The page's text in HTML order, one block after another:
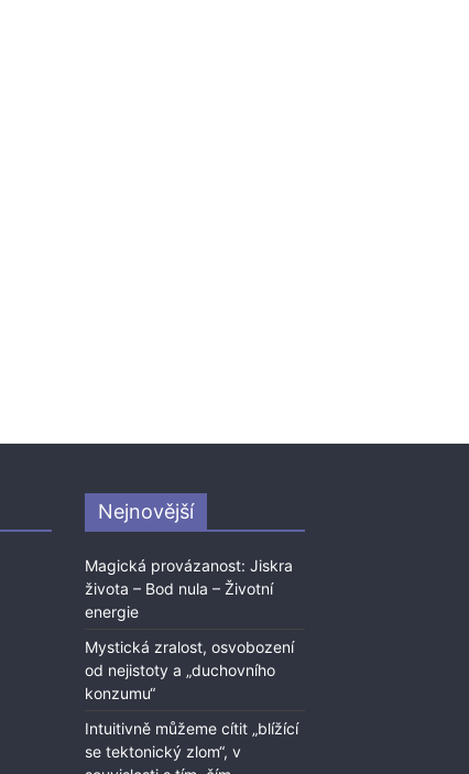
Nejnovější
Magická provázanost: Jiskra
života – Bod nula – Životní
energie
Mystická zralost, osvobození
od nejistoty a „duchovního
konzumu“
Intuitivně můžeme cítit „blížící
se tektonický zlom“, v